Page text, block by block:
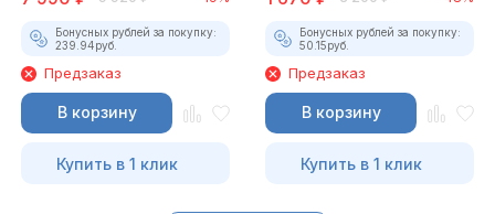
Бонусных рублей за покупку:
239.94руб.
Предзаказ
В корзину
Купить в 1 клик
Бонусных рублей за покупку:
50.15руб.
Предзаказ
В корзину
Купить в 1 клик